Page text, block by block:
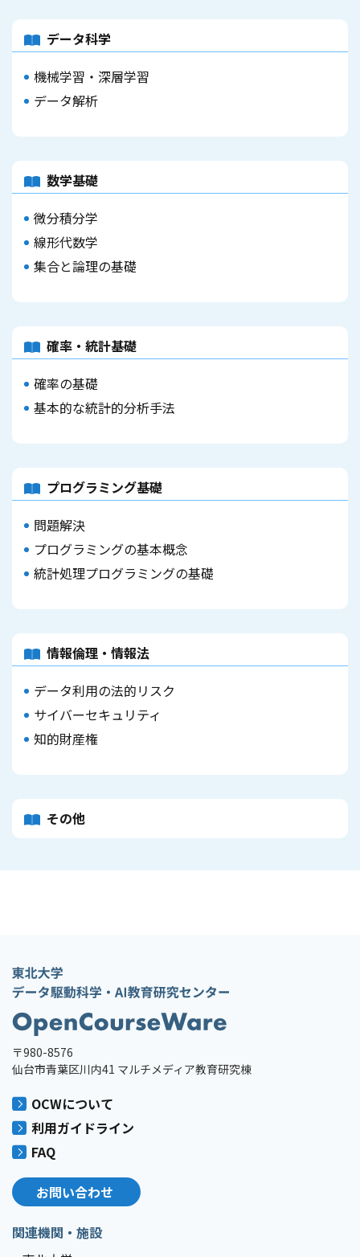
データ科学
機械学習・深層学習
データ解析
数学基礎
微分積分学
線形代数学
集合と論理の基礎
確率・統計基礎
確率の基礎
基本的な統計的分析手法
プログラミング基礎
問題解決
プログラミングの基本概念
統計処理プログラミングの基礎
情報倫理・情報法
データ利用の法的リスク
サイバーセキュリティ
知的財産権
その他
〒980-8576
仙台市青葉区川内41 マルチメディア教育研究棟
OCWについて
利用ガイドライン
FAQ
お問い合わせ
関連機関・施設